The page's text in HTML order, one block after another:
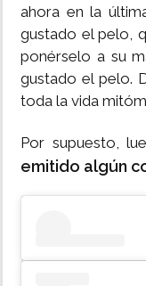
ahora en la
gustado el pelo,
ponérselo a su
gustado el pelo.
toda la vida
Por supuesto,
emitido algún